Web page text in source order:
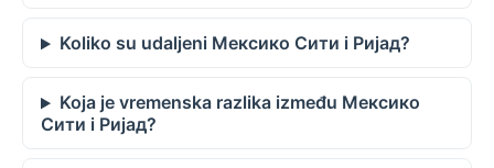
Koliko su udaljeni Мексико Сити i Ријад?
Koja je vremenska razlika između Мексико
Сити i Ријад?